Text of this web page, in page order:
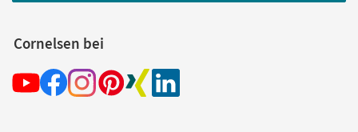
Cornelsen bei